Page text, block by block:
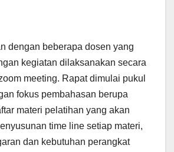
dengan beberapa dosen yang
kegiatan dilaksanakan secara
meeting. Rapat dimulai pukul
fokus pembahasan berupa
materi pelatihan yang akan
time line setiap materi,
dan kebutuhan perangkat